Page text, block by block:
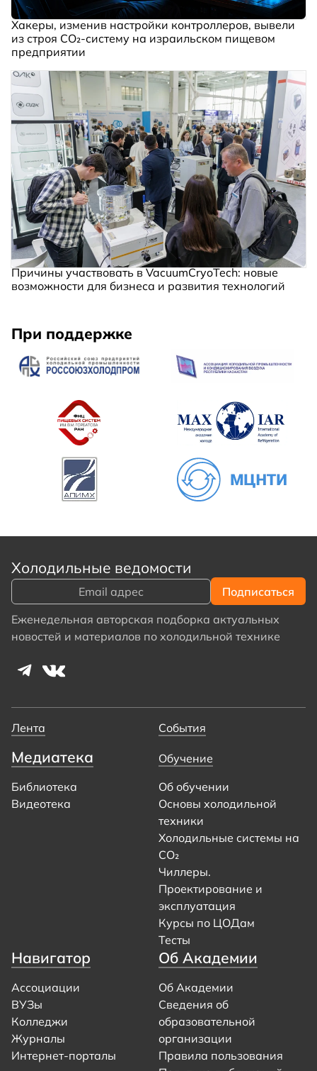
Хакеры, изменив настройки контроллеров, вывели
из строя CO₂-систему на израильском пищевом
предприятии
Причины участвовать в VacuumCryoTech: новые
возможности для бизнеса и развития технологий
При поддержке
Холодильные ведомости
Еженедельная авторская подборка актуальных
новостей и материалов по холодильной технике
Лента События
Медиатека
Библиотека
Видеотека
Обучение
Об обучении
Основы холодильной
техники
Холодильные системы на
CO₂
Чиллеры.
Проектирование и
эксплуатация
Курсы по ЦОДам
Тесты
Навигатор
Ассоциации
ВУЗы
Колледжи
Журналы
Интернет-порталы
Об Академии
Об Академии
Сведения об
образовательной
организации
Правила пользования